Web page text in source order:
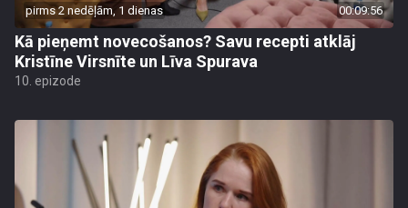
pirms 2 nedēļām, 1 dienas 00:09:56
Kā pieņemt novecošanos? Savu recepti atklāj
Kristīne Virsnīte un Līva Spurava
10. epizode